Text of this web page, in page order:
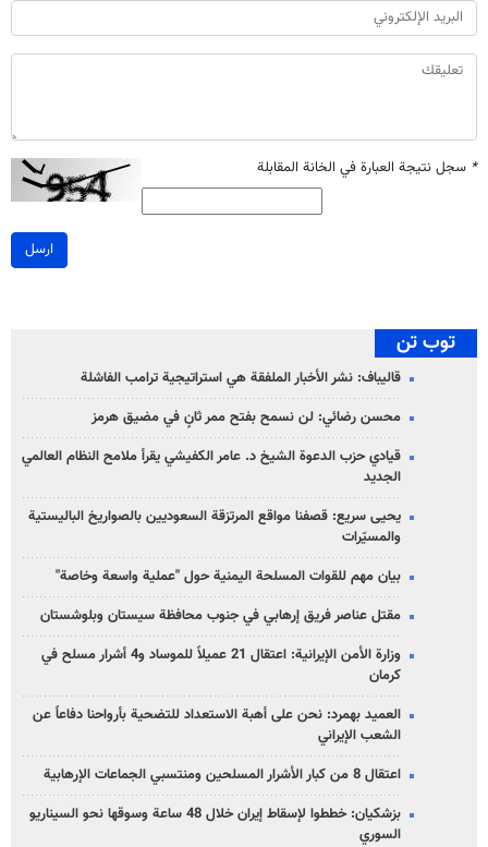
* سجل نتيجة العبارة في الخانة المقابلة
ارسل
توب تن
قاليباف: نشر الأخبار الملفقة هي استراتيجية ترامب الفاشلة
محسن رضائي: لن نسمح بفتح ممر ثانٍ في مضيق هرمز
قيادي حزب الدعوة الشيخ د. عامر الكفيشي يقرأ ملامح النظام العالمي
الجديد
يحيى سريع: قصفنا مواقع المرتزقة السعوديين بالصواريخ الباليستية
والمسيّرات
بيان مهم للقوات المسلحة اليمنية حول "عملية واسعة وخاصة"
مقتل عناصر فريق إرهابي في جنوب محافظة سيستان وبلوشستان
وزارة الأمن الإيرانية: اعتقال 21 عميلاً للموساد و4 أشرار مسلح في
كرمان
العميد بهمرد: نحن على أهبة الاستعداد للتضحية بأرواحنا دفاعاً عن
الشعب الإيراني
اعتقال 8 من كبار الأشرار المسلحين ومنتسبي الجماعات الإرهابية
بزشكيان: خططوا لإسقاط إيران خلال 48 ساعة وسوقها نحو السيناريو
السوري